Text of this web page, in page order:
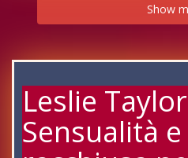
Show
Leslie
Sensualità